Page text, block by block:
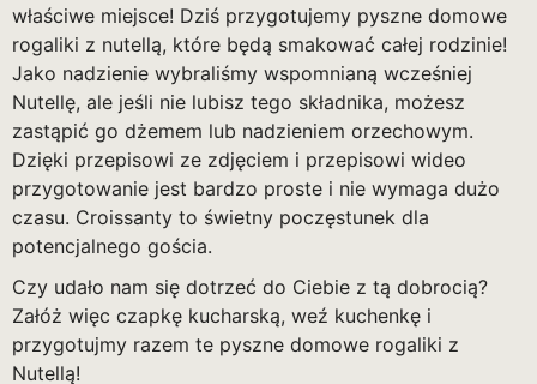
właściwe miejsce! Dziś przygotujemy pyszne domowe
rogaliki z nutellą, które będą smakować całej rodzinie!
Jako nadzienie wybraliśmy wspomnianą wcześniej
Nutellę, ale jeśli nie lubisz tego składnika, możesz
zastąpić go dżemem lub nadzieniem orzechowym.
Dzięki przepisowi ze zdjęciem i przepisowi wideo
przygotowanie jest bardzo proste i nie wymaga dużo
czasu. Croissanty to świetny poczęstunek dla
potencjalnego gościa.
Czy udało nam się dotrzeć do Ciebie z tą dobrocią?
Załóż więc czapkę kucharską, weź kuchenkę i
przygotujmy razem te pyszne domowe rogaliki z
Nutellą!